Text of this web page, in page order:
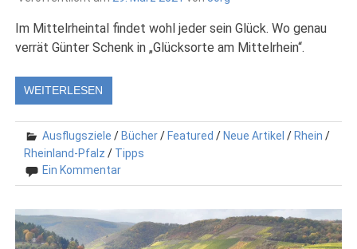
Im Mittelrheintal findet wohl jeder sein Glück. Wo genau
verrät Günter Schenk in „Glücksorte am Mittelrhein“.
WEITERLESEN
Ausflugsziele / Bücher/ Featured / Neue Artikel / Rhein /
Rheinland-Pfalz / Tipps
Ein Kommentar